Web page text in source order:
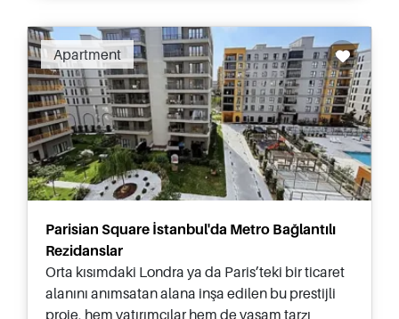
Apartment
Parisian Square İstanbul'da Metro Bağlantılı
Rezidanslar
Orta kısımdaki Londra ya da Paris’teki bir ticaret
alanını anımsatan alana inşa edilen bu prestijli
proje, hem yatırımcılar hem de yaşam tarzı